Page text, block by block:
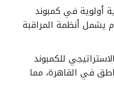
أولوية في كمبوند
يشمل أنظمة المراقبة
للكمبوند
في القاهرة، مما